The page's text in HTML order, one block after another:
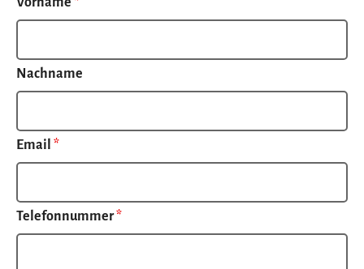
Nachname
Email *
Telefonnummer*